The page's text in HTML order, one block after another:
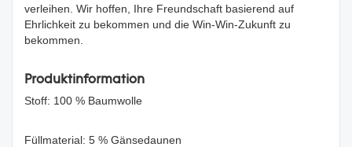
verleihen. Wir hoffen, Ihre Freundschaft basierend auf
Ehrlichkeit zu bekommen und die Win-Win-Zukunft zu
bekommen.
Produktinformation
Stoff: 100 % Baumwolle
Füllmaterial: 5 % Gänsedaunen